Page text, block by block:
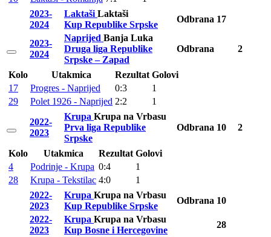
2023-
2024
Laktaši Laktaši
Kup Republike Srpske
Odbrana 17
2023-
2024
Naprijed Banja Luka
Druga liga Republike
Srpske – Zapad
Odbrana 2
Kolo Utakmica Rezultat Golovi
17
Progres - Naprijed 0:3
1
29
Polet 1926 - Naprijed 2:2
1
2022-
2023
Krupa Krupa na Vrbasu
Prva liga Republike
Srpske
Odbrana 10 2
Kolo Utakmica Rezultat Golovi
4
Podrinje - Krupa 0:4
1
28
Krupa - Tekstilac 4:0
1
2022-
2023
Krupa Krupa na Vrbasu
Kup Republike Srpske
Odbrana 10
2022-
2023
Krupa Krupa na Vrbasu
Kup Bosne i Hercegovine
28